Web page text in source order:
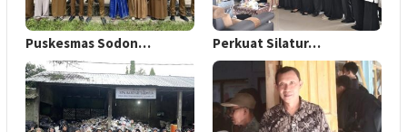
Puskesmas Sodon… Perkuat Silatur…